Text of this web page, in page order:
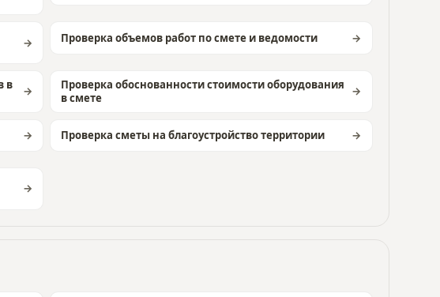
Проверка объемов работ по смете и ведомости
в
Проверка обоснованности стоимости оборудования
в смете
Проверка сметы на благоустройство территории